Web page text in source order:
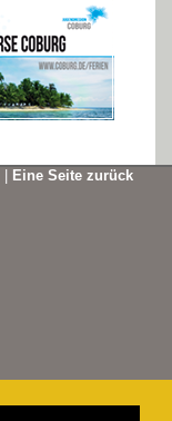
Eine Seite zurück